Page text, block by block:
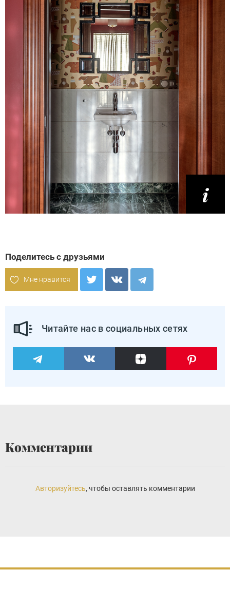
Поделитесь с друзьями
Мне нравится
Читайте нас в социальных сетях
Комментарии
Авторизуйтесь, чтобы оставлять комментарии